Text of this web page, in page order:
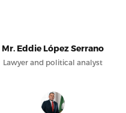
Mr. Eddie López Serrano
Lawyer and political analyst